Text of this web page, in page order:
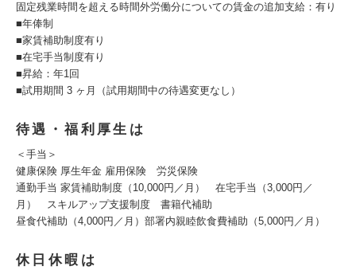
固定残業時間を超える時間外労働分についての賃金の追加支給：有り
■年俸制
■家賃補助制度有り
■在宅手当制度有り
■昇給：年1回
■試用期間 3 ヶ月（試用期間中の待遇変更なし）
待遇・福利厚生は
＜手当＞
健康保険 厚生年金 雇用保険 労災保険
通勤手当 家賃補助制度（10,000円／月） 在宅手当（3,000円／
月） スキルアップ支援制度 書籍代補助
昼食代補助（4,000円／月）部署内親睦飲食費補助（5,000円／月）
休日休暇は